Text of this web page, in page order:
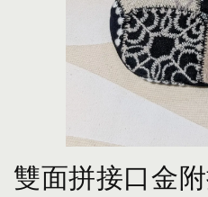
雙面拼接口金